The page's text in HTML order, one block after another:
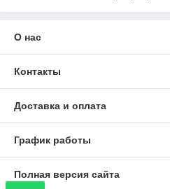
О нас
Контакты
Доставка и оплата
График работы
Полная версия сайта